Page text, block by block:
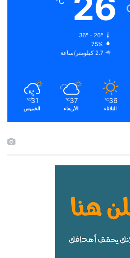
36º - 26º
75%
2.7 كيلومتر/ساعة
36
℃
الثلاثاء
37
℃
الأربعاء
31
℃
الخميس